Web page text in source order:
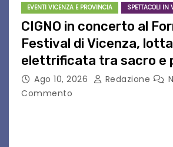
EVENTI VICENZA E PROVINCIA SPETTACOLI IN
CIGNO in concerto al
Festival di Vicenza,
elettrificata tra sacro e
Ago 10, 2026 Redazione
Commento